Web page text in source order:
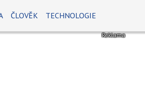
ČLOVĚK TECHNOLOGIE